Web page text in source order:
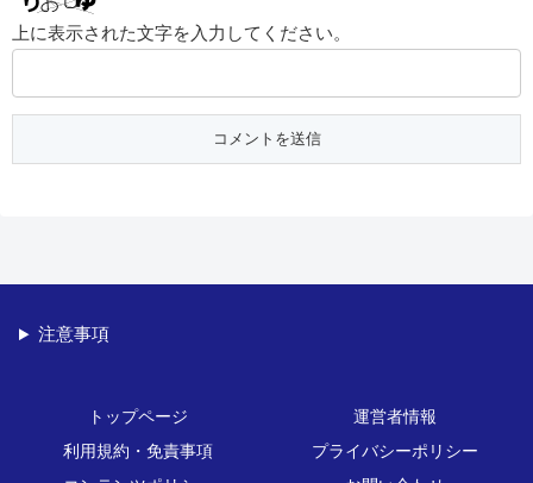
上に表示された文字を入力してください。
注意事項
トップページ
運営者情報
利用規約・免責事項
プライバシーポリシー